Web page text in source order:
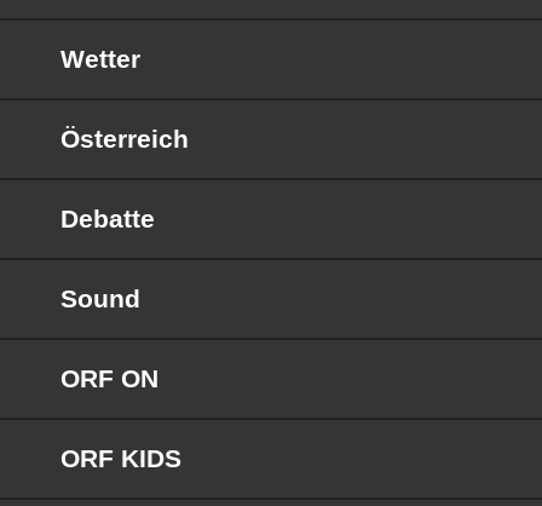
Wetter
Österreich
Debatte
Sound
ORF ON
ORF KIDS